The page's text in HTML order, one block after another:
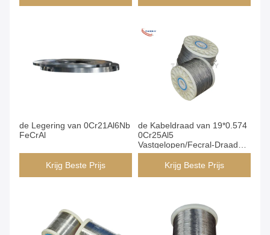
de Legering van 0Cr21Al6Nb
FeCrAl
Krijg Beste Prijs
de Kabeldraad van 19*0.574
0Cr25Al5
Vastgelopen/Fecral-Draad
het Verwarmen
Weerstandsmateriaal
Krijg Beste Prijs